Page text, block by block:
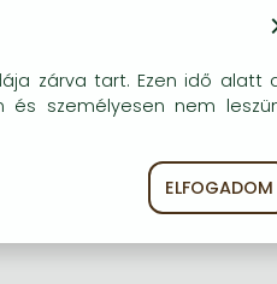
zárva tart. Ezen idő alatt
és személyesen nem
ELFOGADOM
hogy teljesebb körű